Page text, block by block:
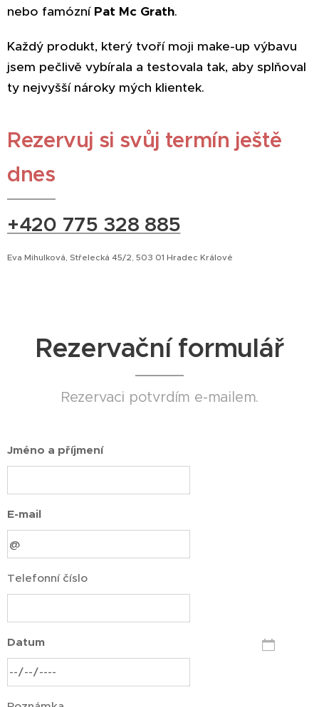
nebo famózní Pat Mc Grath.
Každý produkt, který tvoří moji make-up výbavu
jsem pečlivě vybírala a testovala tak, aby splňoval
ty nejvyšší nároky mých klientek.
Rezervuj si svůj termín ještě
dnes
+420 775 328 885
Eva Mihulková, Střelecká 45/2, 503 01 Hradec Králové
Rezervační formulář
Rezervaci potvrdím e-mailem.
Jméno a příjmení
E-mail
Telefonní číslo
Datum